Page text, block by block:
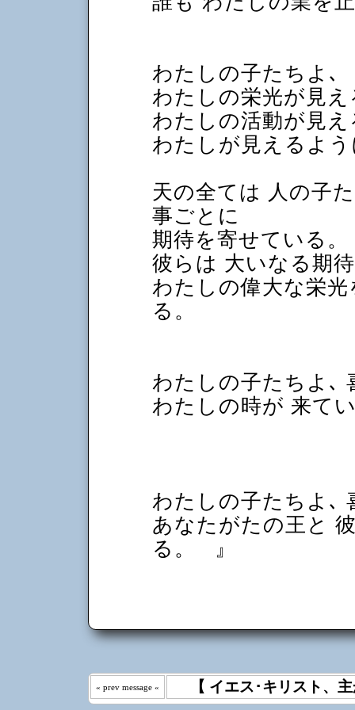
わたしの子たちよ､
わたしの栄光が見
わたしの活動が見
わたしが見えるよ
天の全ては 人の子
事ごとに
期待を寄せている。
彼らは 大いなる期
わたしの偉大な栄
る。
わたしの子たちよ､
わたしの時が 来て
わたしの子たちよ､
あなたがたの王と
る。
』
« prev message « 【 イエス･キリスト、